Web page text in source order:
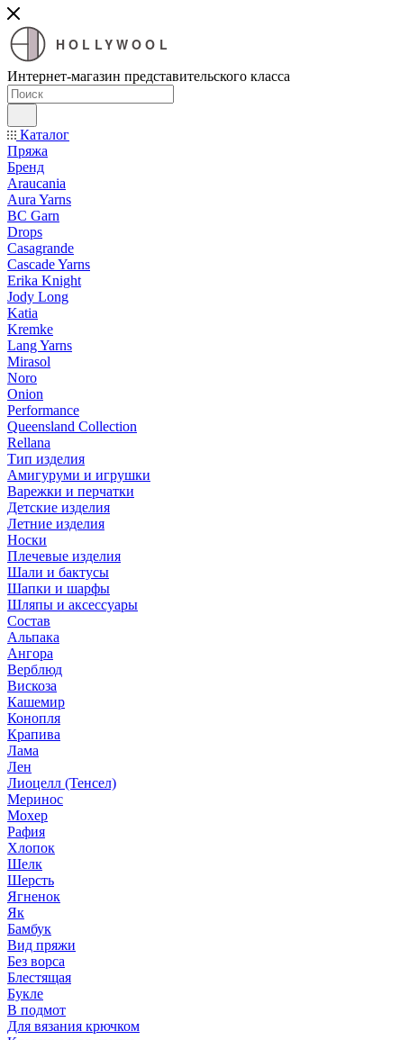
HOLLYWOOL
Интернет-магазин представительского класса
Каталог
Пряжа
Бренд
Araucania
Aura Yarns
BC Garn
Drops
Casagrande
Cascade Yarns
Erika Knight
Jody Long
Katia
Kremke
Lang Yarns
Mirasol
Noro
Onion
Performance
Queensland Collection
Rellana
Тип изделия
Амигуруми и игрушки
Варежки и перчатки
Детские изделия
Летние изделия
Носки
Плечевые изделия
Шали и бактусы
Шапки и шарфы
Шляпы и аксессуары
Состав
Альпака
Ангора
Верблюд
Вискоза
Кашемир
Конопля
Крапива
Лама
Лен
Лиоцелл (Тенсел)
Меринос
Мохер
Рафия
Хлопок
Шелк
Шерсть
Ягненок
Як
Бамбук
Вид пряжи
Без ворса
Блестящая
Букле
В подмот
Для вязания крючком